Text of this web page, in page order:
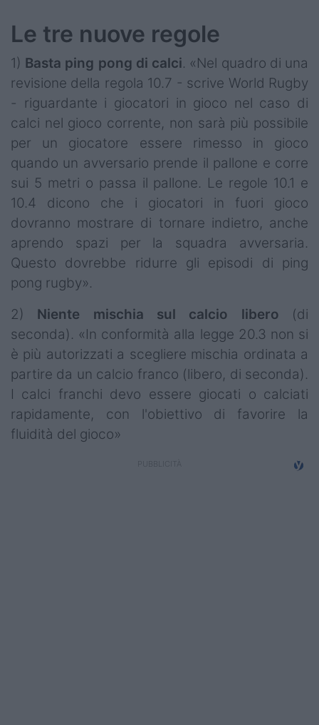
Le tre nuove regole
1) Basta ping pong di calci. «Nel quadro di una
revisione della regola 10.7 - scrive World Rugby
- riguardante i giocatori in gioco nel caso di
calci nel gioco corrente, non sarà più possibile
per un giocatore essere rimesso in gioco
quando un avversario prende il pallone e corre
sui 5 metri o passa il pallone. Le regole 10.1 e
10.4 dicono che i giocatori in fuori gioco
dovranno mostrare di tornare indietro, anche
aprendo spazi per la squadra avversaria.
Questo dovrebbe ridurre gli episodi di ping
pong rugby».
2) Niente mischia sul calcio libero (di
seconda). «In conformità alla legge 20.3 non si
è più autorizzati a scegliere mischia ordinata a
partire da un calcio franco (libero, di seconda).
I calci franchi devo essere giocati o calciati
rapidamente, con l'obiettivo di favorire la
fluidità del gioco»